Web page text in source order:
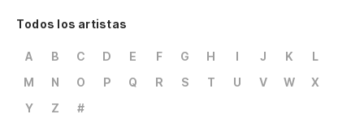
Todos los artistas
A B C D E F G H I J K
L
M
N O P Q R S T U V W
X
Y
Z #